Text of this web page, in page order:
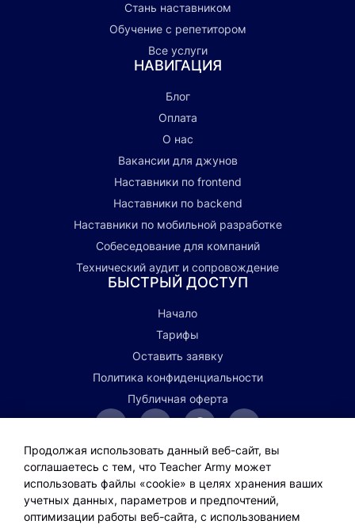
Стань наставником
Обучение с репетитором
Все услуги
НАВИГАЦИЯ
Блог
Оплата
О нас
Вакансии для джунов
Наставники по frontend
Наставники по backend
Наставники по мобильной разработке
Собеседование для компаний
Технический аудит и сопровождение
БЫСТРЫЙ ДОСТУП
Начало
Тарифы
Оставить заявку
Политика конфиденциальности
Публичная оферта
канал на
почту
oleg.akinin@teacher.army
на
Github
в
Linkedin
Группа
вконтакте
Ссылка
на
фейсбук
Ссылка
на
Яндекс.Дзен
ИП Акинин Олег Олегович
ИНН 700301251536
Продолжая использовать данный веб-сайт, вы
соглашаетесь с тем, что Teacher Army может
использовать файлы «cookie» в целях хранения ваших
учетных данных, параметров и предпочтений,
оптимизации работы веб-сайта, с использованием